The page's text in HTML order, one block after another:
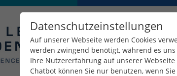
Datenschutzeinstellungen
Auf unserer Webseite werden Cookies
werden zwingend benötigt, während es
Ihre Nutzererfahrung auf unserer Webseite
Chatbot können Sie nur benutzen, wenn